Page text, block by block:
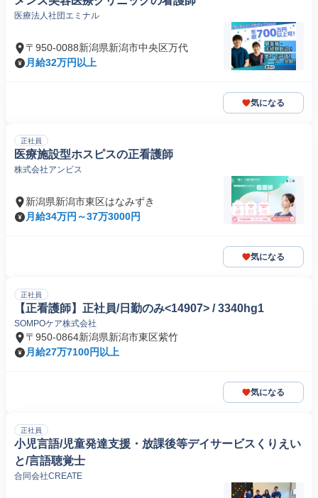
医療法人社団エミナル
〒950-0088新潟県新潟市中央区万代
月給32万円以上
気になる
正社員
医療施設型ホスピスの正看護師
株式会社アンビス
新潟県新潟市東区はなみずき
月給34万円～37万3000円
気になる
正社員
【正看護師】正社員/日勤のみ<14907> / 3340hg1
SOMPOケア株式会社
〒950-0864新潟県新潟市東区紫竹
月給27万7100円以上
気になる
正社員
小児言語/児童発達支援・放課後等デイサービスくりえい
と/言語聴覚士
合同会社CREATE